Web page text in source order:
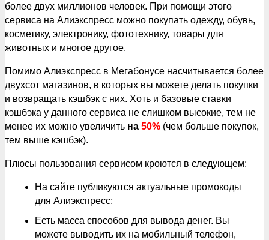
более двух миллионов человек. При помощи этого
сервиса на Алиэкспресс можно покупать одежду, обувь,
косметику, электронику, фототехнику, товары для
животных и многое другое.
Помимо Алиэкспресс в Мегабонусе насчитывается более
двухсот магазинов, в которых вы можете делать покупки
и возвращать кэшбэк с них. Хоть и базовые ставки
кэшбэка у данного сервиса не слишком высокие, тем не
менее их можно увеличить на 50% (чем больше покупок,
тем выше кэшбэк).
Плюсы пользования сервисом кроются в следующем:
На сайте публикуются актуальные промокоды
для Алиэкспресс;
Есть масса способов для вывода денег. Вы
можете выводить их на мобильный телефон,